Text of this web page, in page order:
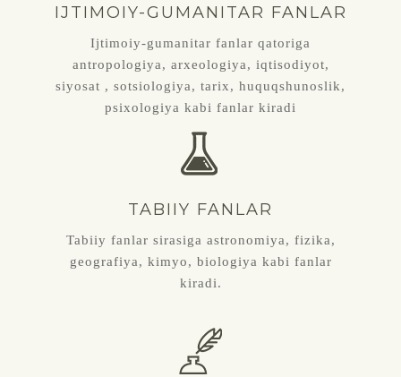
IJTIMOIY-GUMANITAR FANLAR
Ijtimoiy-gumanitar fanlar qatoriga
antropologiya, arxeologiya, iqtisodiyot,
siyosat , sotsiologiya, tarix, huquqshunoslik,
psixologiya kabi fanlar kiradi
TABIIY FANLAR
Tabiiy fanlar sirasiga astronomiya, fizika,
geografiya, kimyo, biologiya kabi fanlar
kiradi.